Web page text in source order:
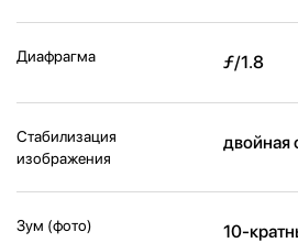
Диафрагма ƒ/1.8
Стабилизация
изображения
двойная
Зум (фото)
10-